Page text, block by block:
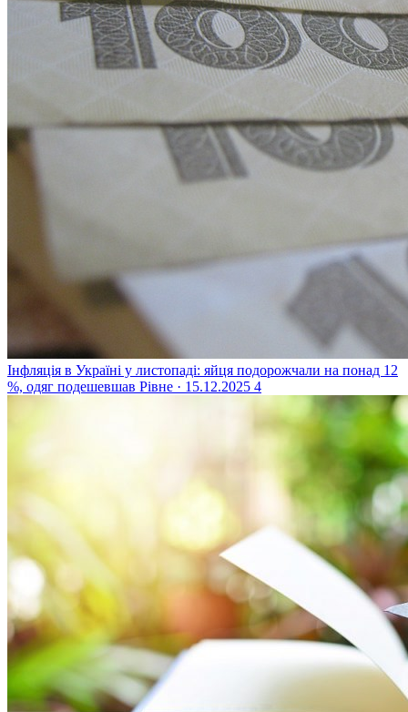
Інфляція в Україні у листопаді: яйця подорожчали на понад 12
%, одяг подешевшав Рівне · 15.12.2025 4